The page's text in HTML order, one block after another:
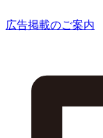
広告掲載のご案内